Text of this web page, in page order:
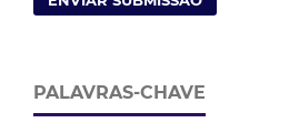
PALAVRAS-CHAVE